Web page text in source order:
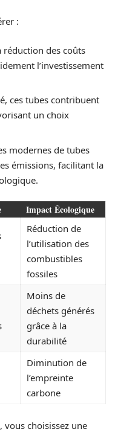
:
réduction des coûts
l’investissement
ces tubes contribuent
un choix
modernes de tubes
émissions, facilitant la
Impact Écologique
Réduction de
l’utilisation des
combustibles
fossiles
Moins de
déchets générés
grâce à la
durabilité
Diminution de
l’empreinte
carbone
vous choisissez une